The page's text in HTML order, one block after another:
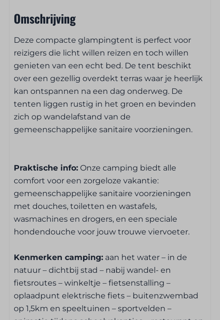
Huisdiervrij
Toegankelijkheid
Gelijkvloers
Parkeren toegestaan naast de staanplaats /
het logement
Ontbijt- en lunchservice
Kampeerplaats
Electriciteit
Ligging kampeerplaats
Avondzon
Ochtendzon
Met zicht op bergen
Dichtbij het toiletgebouw
Omschrijving
Deze compacte glampingtent is perfect voor
reizigers die licht willen reizen en toch willen
genieten van een echt bed. De tent beschikt
over een gezellig overdekt terras waar je heerlijk
kan ontspannen na een dag onderweg. De
tenten liggen rustig in het groen en bevinden
zich op wandelafstand van de
gemeenschappelijke sanitaire voorzieningen.
Praktische info: Onze camping biedt alle
comfort voor een zorgeloze vakantie:
gemeenschappelijke sanitaire voorzieningen
met douches, toiletten en wastafels,
wasmachines en drogers, en een speciale
hondendouche voor jouw trouwe viervoeter.
Kenmerken camping: aan het water – in de
natuur – dichtbij stad – nabij wandel- en
fietsroutes – winkeltje – fietsenstalling –
oplaadpunt elektrische fiets – buitenzwembad
op 1,5km en speeltuinen – sportvelden –